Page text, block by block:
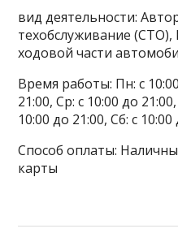
вид деятельности:
техобслуживание
ходовой части
Время работы: Пн: с
21:00, Ср: с 10:00 до
10:00 до 21:00, Сб: с
Способ оплаты:
карты